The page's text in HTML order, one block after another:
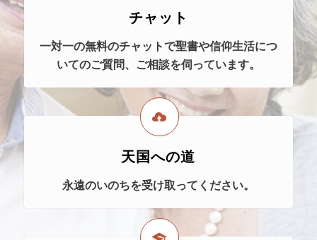
チャット
一対一の無料のチャットで聖書や信仰生活につ
いてのご質問、ご相談を伺っています。
天国への道
永遠のいのちを受け取ってください。